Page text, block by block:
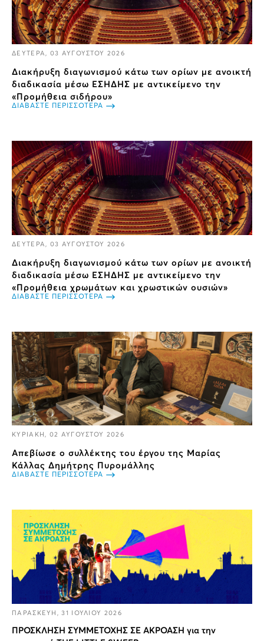
ΔΕΥΤΕΡΑ, 03 ΑΥΓΟΥΣΤΟΥ 2026
Διακήρυξη διαγωνισμού κάτω των ορίων με ανοικτή
διαδικασία μέσω ΕΣΗΔΗΣ με αντικείμενο την
«Προμήθεια σιδήρου»
ΔΙΑΒΑΣΤΕ ΠΕΡΙΣΣΟΤΕΡΑ
ΔΕΥΤΕΡΑ, 03 ΑΥΓΟΥΣΤΟΥ 2026
Διακήρυξη διαγωνισμού κάτω των ορίων με ανοικτή
διαδικασία μέσω ΕΣΗΔΗΣ με αντικείμενο την
«Προμήθεια χρωμάτων και χρωστικών ουσιών»
ΔΙΑΒΑΣΤΕ ΠΕΡΙΣΣΟΤΕΡΑ
ΚΥΡΙΑΚΗ, 02 ΑΥΓΟΥΣΤΟΥ 2026
Απεβίωσε ο συλλέκτης του έργου της Μαρίας
Κάλλας Δημήτρης Πυρομάλλης
ΔΙΑΒΑΣΤΕ ΠΕΡΙΣΣΟΤΕΡΑ
ΠΑΡΑΣΚΕΥΗ, 31 ΙΟΥΛΙΟΥ 2026
ΠΡΟΣΚΛΗΣΗ ΣΥΜΜΕΤΟΧΗΣ ΣΕ ΑΚΡΟΑΣΗ για την